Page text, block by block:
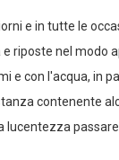
e in tutte le
riposte nel modo
e con l'acqua, in
contenente